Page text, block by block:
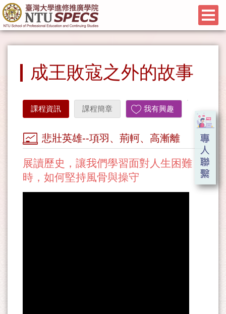
成王敗寇之外的故事
課程資訊 課程簡章 我有興趣
悲壯英雄--項羽、荊軻、高漸離
展讀歷史，讓我們學習面對人生困難
時，如何堅持風骨與操守